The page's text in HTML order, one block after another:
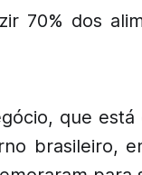
70% dos
que
brasileiro,